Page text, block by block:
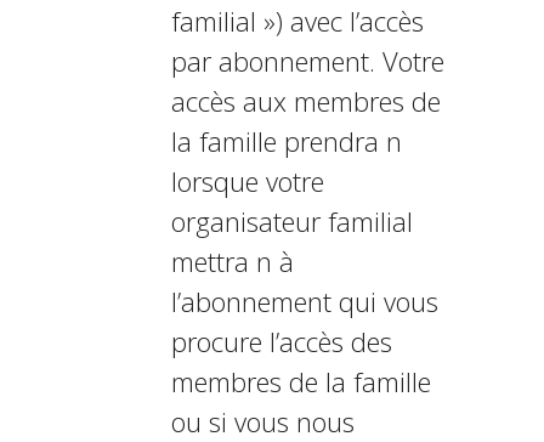
familial ») avec l’accès
par abonnement. Votre
accès aux membres de
la famille prendra fin
lorsque votre
organisateur familial
mettra fin à
l’abonnement qui vous
procure l’accès des
membres de la famille
ou si vous nous